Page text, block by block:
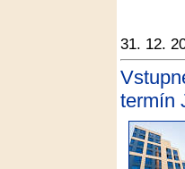
31. 12.
termín